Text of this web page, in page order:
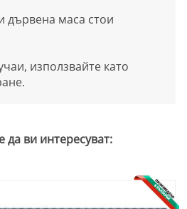
дървена маса стои
използвайте като
ви интересуват: